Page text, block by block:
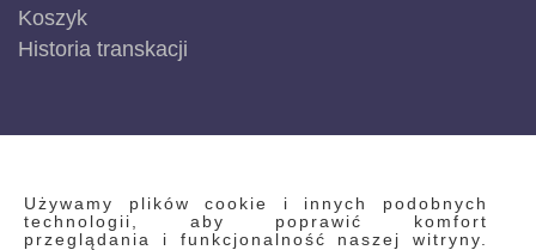
Używamy plików cookie i innych podobnych
technologii, aby poprawić komfort
przeglądania i funkcjonalność naszej witryny.
Koszyk
Historia transkacji
INFORMACJE